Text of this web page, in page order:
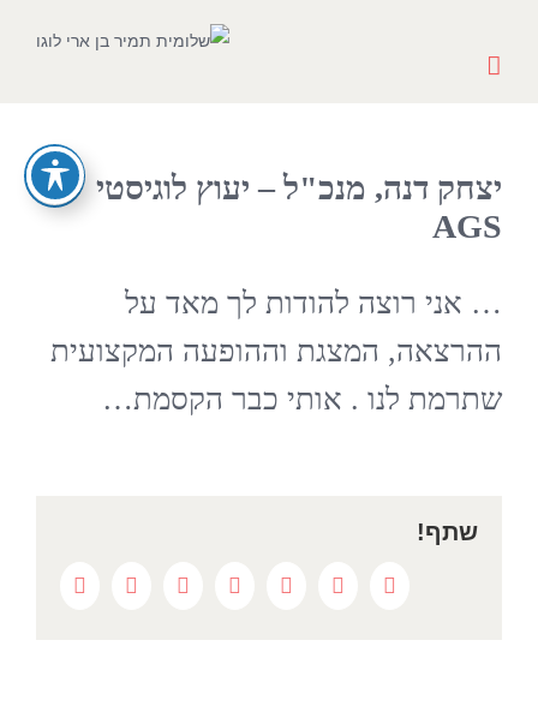
יצחק דנה, מנכ"ל – יעוץ לוגיסטי
AGS
… אני רוצה להודות לך מאד על
ההרצאה, המצגת וההופעה המקצועית
שתרמת לנו . אותי כבר הקסמת…
שתף!
Facebook
Twitter
LinkedIn
Reddit
Whatsapp
Google+